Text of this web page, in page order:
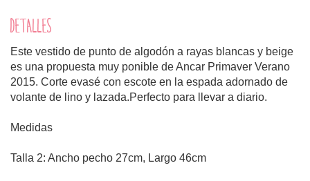
DETALLES
Este vestido de punto de algodón a rayas blancas y beige
es una propuesta muy ponible de Ancar Primaver Verano
2015. Corte evasé con escote en la espada adornado de
volante de lino y lazada.Perfecto para llevar a diario.
Medidas
Talla 2: Ancho pecho 27cm, Largo 46cm